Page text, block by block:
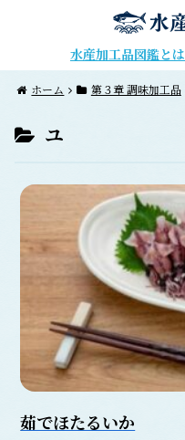
水産加工品図鑑とは
ホーム 第３章 調味加工品
ユ
茹でほたるいか